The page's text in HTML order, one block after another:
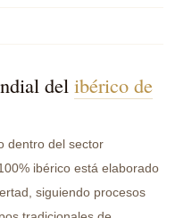
del ibérico de
dentro del sector
ibérico está elaborado
siguiendo procesos